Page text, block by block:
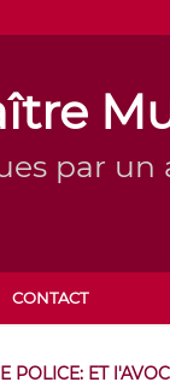
par
CONTACT
POLICE: ET